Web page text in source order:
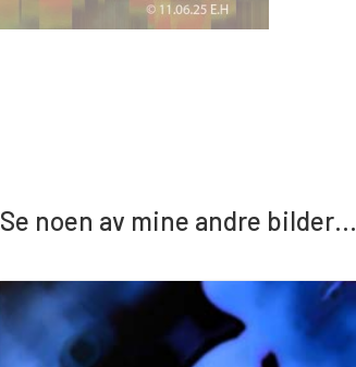
Se noen av mine andre bilder…